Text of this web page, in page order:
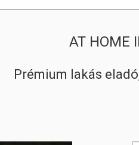
AT HOME
Prémium lakás